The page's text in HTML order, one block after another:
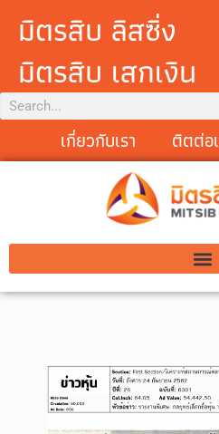
มิตรสิบ ลิสซิ่ง
มิตรสิบ เสกเงิน
เกี่ยวกับเรา ติตต่อ